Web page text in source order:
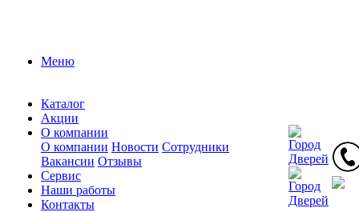
Меню
Каталог
Акции
О компании
О компании Новости Сотрудники
Вакансии Отзывы
Сервис
Наши работы
Контакты